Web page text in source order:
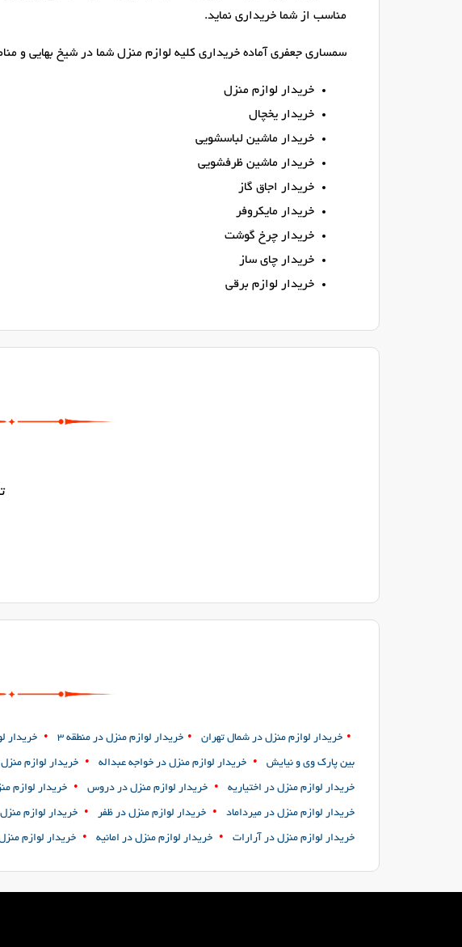
مناسب از شما خریداری نماید.
سمساری جعفری آماده خریداری کلیه لوازم منزل شما در شیخ بهایی و
خریدار لوازم منزل
خریدار یخچال
خریدار ماشین لباسشویی
خریدار ماشین ظرفشویی
خریدار اجاق گاز
خریدار مایکروفر
خریدار چرخ گوشت
خریدار چای ساز
خریدار لوازم برقی
• خریدار لوازم منزل در شمال تهران • خریدار لوازم منزل در منطقه 3 • خریدار
بین پارک وی و نیایش • خریدار لوازم منزل در خواجه عبداله • خریدار لوازم
خریدار لوازم منزل در اختیاریه • خریدار لوازم منزل در دروس • خریدار لوازم
خریدار لوازم منزل در میرداماد • خریدار لوازم منزل در ظفر • خریدار لوازم
خریدار لوازم منزل در آرارات • خریدار لوازم منزل در امانیه • خریدار لوازم